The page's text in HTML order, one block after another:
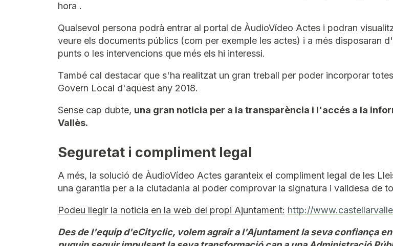
hora .
Qualsevol persona podrà entrar al portal de ÀudioVídeo Actes i podran
veure els documents públics (com per exemple les actes) i a més disposaran
punts o les intervencions que més els hi interessi.
També cal destacar que s'ha realitzat un gran treball per poder incorporar
Govern Local d'aquest any 2018.
Sense cap dubte, una gran noticia per a la transparència i l'accés a la
Vallès.
Seguretat i compliment legal
A més, la solució de ÀudioVídeo Actes garanteix el compliment legal de les
una garantia per a la ciutadania al poder comprovar la signatura i validesa de
Podeu llegir la noticia en la web del propi Ajuntament: http://
Des de l'equip d'eCityclic, volem agrair a l'Ajuntament la seva confiança